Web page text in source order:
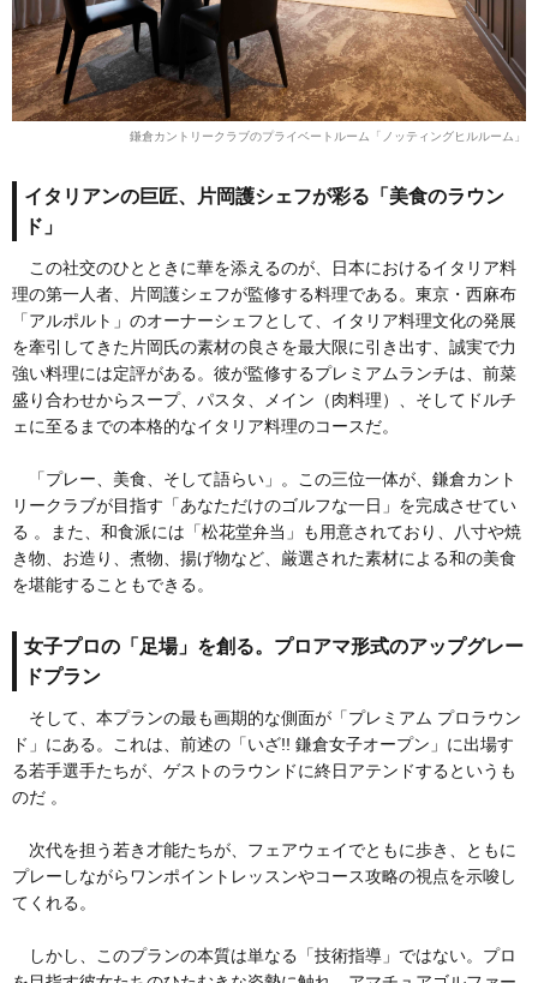
鎌倉カントリークラブのプライベートルーム「ノッティングヒルルーム」
イタリアンの巨匠、片岡護シェフが彩る「美食のラウン
ド」
この社交のひとときに華を添えるのが、日本におけるイタリア料
理の第一人者、片岡護シェフが監修する料理である。東京・西麻布
「アルポルト」のオーナーシェフとして、イタリア料理文化の発展
を牽引してきた片岡氏の素材の良さを最大限に引き出す、誠実で力
強い料理には定評がある。彼が監修するプレミアムランチは、前菜
盛り合わせからスープ、パスタ、メイン（肉料理）、そしてドルチ
ェに至るまでの本格的なイタリア料理のコースだ。
「プレー、美食、そして語らい」。この三位一体が、鎌倉カント
リークラブが目指す「あなただけのゴルフな一日」を完成させてい
る 。また、和食派には「松花堂弁当」も用意されており、八寸や焼
き物、お造り、煮物、揚げ物など、厳選された素材による和の美食
を堪能することもできる。
女子プロの「足場」を創る。プロアマ形式のアップグレー
ドプラン
そして、本プランの最も画期的な側面が「プレミアム プロラウン
ド」にある。これは、前述の「いざ!! 鎌倉女子オープン」に出場す
る若手選手たちが、ゲストのラウンドに終日アテンドするというも
のだ 。
次代を担う若き才能たちが、フェアウェイでともに歩き、ともに
プレーしながらワンポイントレッスンやコース攻略の視点を示唆し
てくれる。
しかし、このプランの本質は単なる「技術指導」ではない。プロ